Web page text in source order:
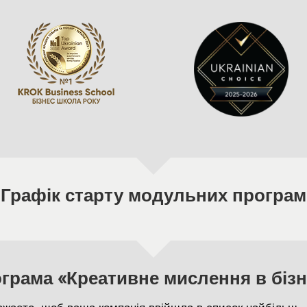
Графік старту модульних програм
«Креативне мислення в